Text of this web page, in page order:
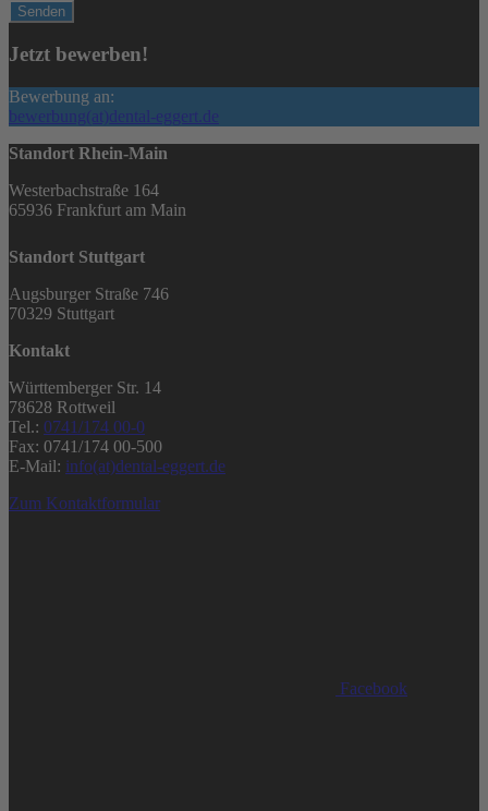
Senden
Jetzt bewerben!
Bewerbung an:
bewerbung(at)dental-eggert.de
Standort Rhein-Main
Westerbachstraße 164
65936 Frankfurt am Main
Standort Stuttgart
Augsburger Straße 746
70329 Stuttgart
Kontakt
Württemberger Str. 14
78628 Rottweil
Tel.: 0741/174 00-0
Fax: 0741/174 00-500
E-Mail: info(at)dental-eggert.de
Zum Kontaktformular
Facebook